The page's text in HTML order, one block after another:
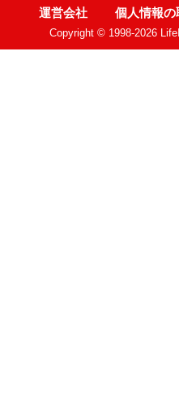
運営会社 個人情報の
Copyright © 1998-2026